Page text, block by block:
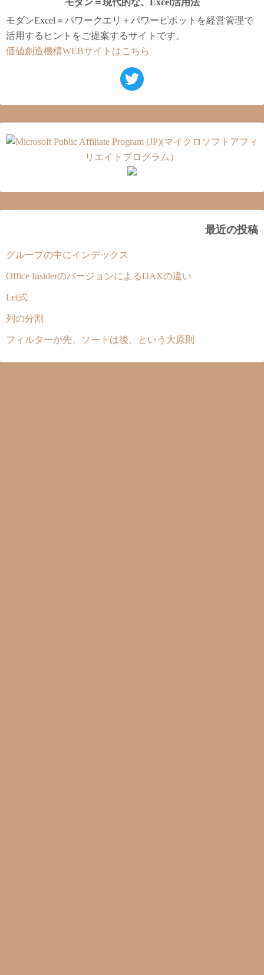
モダン＝現代的な、Excel活用法
モダンExcel＝パワークエリ＋パワーピボットを経営管理で
活用するヒントをご提案するサイトです。
価値創造機構WEBサイトはこちら
最近の投稿
グループの中にインデックス
Office InsiderのバージョンによるDAXの違い
Let式
列の分割
フィルターが先、ソートは後、という大原則